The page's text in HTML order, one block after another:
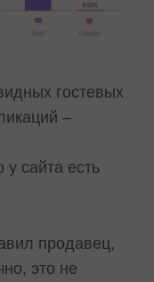
гостевых
–
сайта есть
продавец,
это не